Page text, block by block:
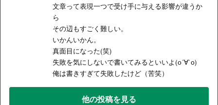
文章って表現一つで受け手に与える影響が違うか
ら
その辺もすごく難しい。
いかんいかん。
真面目になった(笑)
失敗を気にしないで書いてみるといいよ(о´∀`о)
俺は書きすぎて失敗したけど（苦笑）
他の投稿を見る